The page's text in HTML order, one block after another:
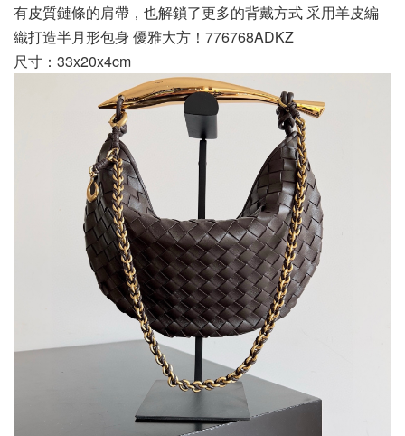
有皮質鏈條的肩帶，也解鎖了更多的背戴方式 采用羊皮編
織打造半月形包身 優雅大方！776768ADKZ
尺寸：33x20x4cm